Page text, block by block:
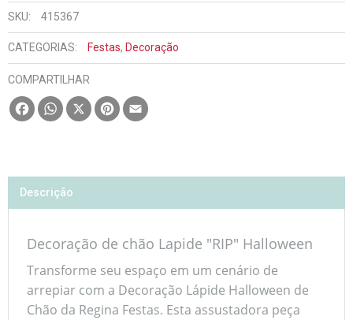
SKU: 415367
CATEGORIAS: Festas, Decoração
COMPARTILHAR
FacebookWhatsApp
X Pinterest
Descrição
Decoração de chão Lapide "RIP" Halloween
Transforme seu espaço em um cenário de
arrepiar com a Decoração Lápide Halloween de
Chão da Regina Festas. Esta assustadora peça